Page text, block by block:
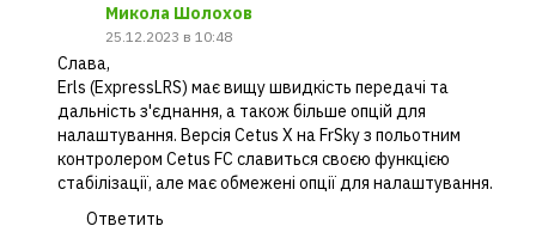
Микола Шолохов
25.12.2023 в 10:48
Слава,
Erls (ExpressLRS) має вищу швидкість передачі та
дальність з'єднання, а також більше опцій для
налаштування. Версія Cetus X на FrSky з польотним
контролером Cetus FC славиться своєю функцією
стабілізації, але має обмежені опції для налаштування.
Ответить